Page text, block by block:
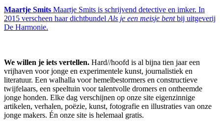
Maartje Smits Maartje Smits is schrijvend detective en imker. In
2015 verscheen haar dichtbundel Als je een meisje bentbij uitgeverij
De Harmonie.
We willen je iets vertellen. Hard//hoofd is al bijna tien jaar een
vrijhaven voor jonge en experimentele kunst, journalistiek en
literatuur. Een walhalla voor hemelbestormers en constructieve
twijfelaars, een speeltuin voor talentvolle dromers en ontheemde
jonge honden. Elke dag verschijnen op onze site eigenzinnige
artikelen, verhalen, poëzie, kunst, fotografie en illustraties van onze
jonge makers. Én onze site is helemaal gratis.